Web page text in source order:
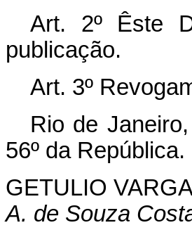
Art. 2º Êste
publicação.
Art. 3º
Rio de
56º da República.
GETULIO
A. de Souza